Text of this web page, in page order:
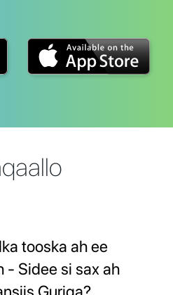
tooska ah ee
- Sidee si sax ah